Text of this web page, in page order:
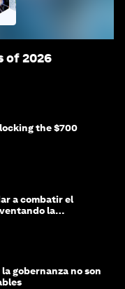
of 2026
the $700
a combatir el
la
gobernanza no son